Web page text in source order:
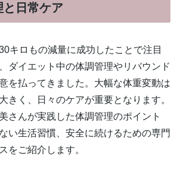
と日常ケア
キロもの減量に成功したことで注目
ダイエット中の体調管理やリバウンド
を払ってきました。大幅な体重変動は
きく、日々のケアが重要となります。
さんが実践した体調管理のポイント
い生活習慣、安全に続けるための専門
をご紹介します。